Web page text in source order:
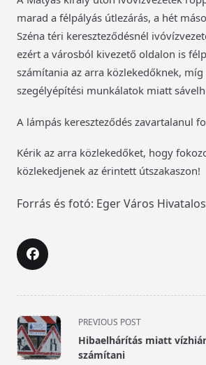
marad a félpályás útlezárás, a hét
Széna téri kereszteződésnél
ezért a városból kivezető oldalon is
számítania az arra közlekedőknek, míg
szegélyépítési munkálatok miatt
A lámpás kereszteződés zavartalanul
Kérik az arra közlekedőket, hogy
közlekedjenek az érintett útszakaszon!
Forrás és fotó: Eger Város
<span
class="nav-
subtitle
PREVIOUS POST
Hibaelhárítás miatt
számítani